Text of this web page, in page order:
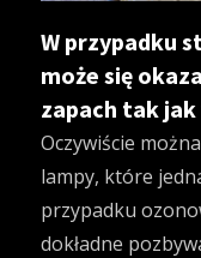
W przypadku
może się
zapach tak
Oczywiście
lampy, które
przypadku
dokładne